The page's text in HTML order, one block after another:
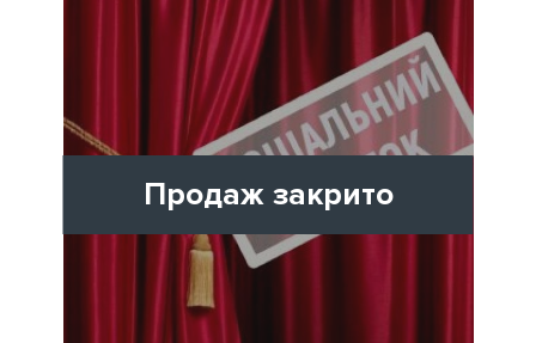
Продаж закрито